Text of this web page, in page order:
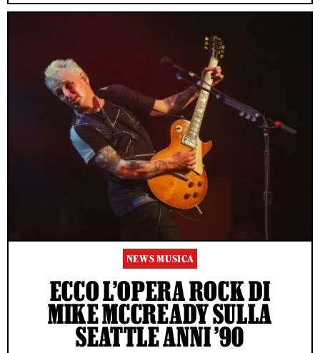
NEWS MUSICA
ECCO L’OPERA ROCK DI
MIKE MCCREADY SULLA
SEATTLE ANNI ’90